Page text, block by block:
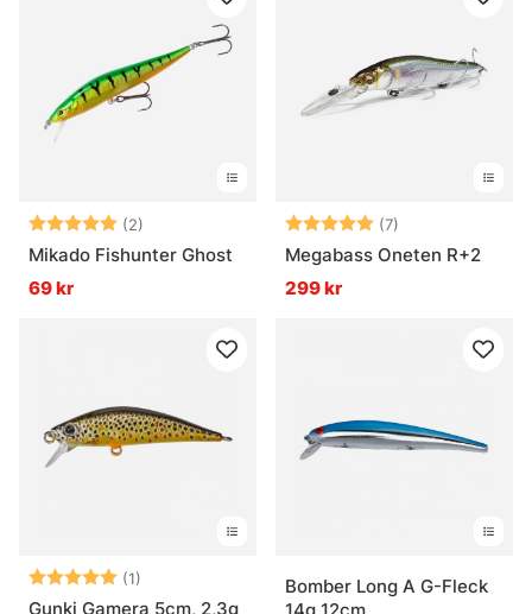
Betyg: (2)
5.0 utav 5 stjärnor
Mikado Fishunter Ghost
69 kr
Betyg: (7)
Megabass Oneten R+2
299 kr
Betyg: (1)
5.0 utav 5 stjärnor
Gunki Gamera 5cm, 2,3g
Bomber Long A G-Fleck